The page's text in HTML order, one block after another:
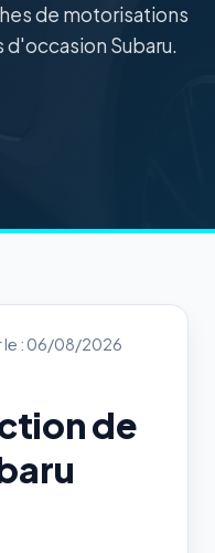
de motorisations
d'occasion Subaru.
le : 06/08/2026
de